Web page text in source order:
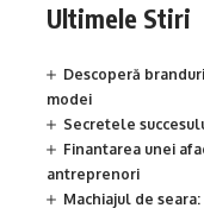
Ultimele Stiri
Descoperă
modei
Secretele
Finantarea unei
antreprenori
Machiajul de